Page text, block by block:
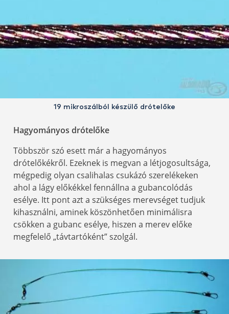
19 mikroszálból készülő drótelőke
Hagyományos drótelőke
Többször szó esett már a hagyományos
drótelőkékről. Ezeknek is megvan a létjogosultsága,
mégpedig olyan csalihalas csukázó szerelékeken
ahol a lágy előkékkel fennállna a gubancolódás
esélye. Itt pont azt a szükséges merevséget tudjuk
kihasználni, aminek köszönhetően minimálisra
csökken a gubanc esélye, hiszen a merev előke
megfelelő „távtartóként” szolgál.